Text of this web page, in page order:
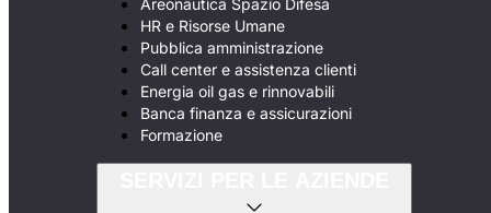
Areonautica Spazio Difesa
HR e Risorse Umane
Pubblica amministrazione
Call center e assistenza clienti
Energia oil gas e rinnovabili
Banca finanza e assicurazioni
Formazione